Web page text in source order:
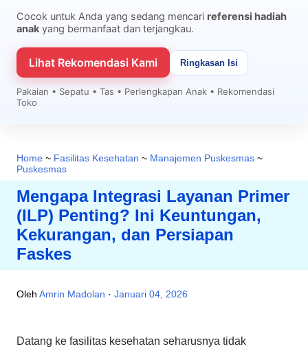
Cocok untuk Anda yang sedang mencari referensi hadiah
anak yang bermanfaat dan terjangkau.
Lihat Rekomendasi Kami Ringkasan Isi
Pakaian • Sepatu • Tas • Perlengkapan Anak • Rekomendasi
Toko
Home ~ Fasilitas Kesehatan ~ Manajemen Puskesmas ~
Puskesmas
Mengapa Integrasi Layanan Primer
(ILP) Penting? Ini Keuntungan,
Kekurangan, dan Persiapan
Faskes
Oleh Amrin Madolan Januari 04, 2026
Datang ke fasilitas kesehatan seharusnya tidak